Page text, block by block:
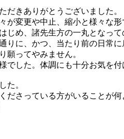
きありがとうございました。
変更や中止、縮小と様々な
じめ、諸先生方の一丸となっ
に、かつ、当たり前の日常
願ってやみません。
した。体調にも十分お気を付
た。
さっている方がいることが